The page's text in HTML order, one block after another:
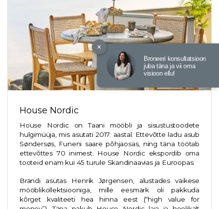
House Nordic
House Nordic on Taani mööbli ja sisustustoodete
hulgimüüja, mis asutati 2017. aastal. Ettevõtte ladu asub
Søndersøs, Funeni saare põhjaosas, ning täna töötab
ettevõttes 70 inimest. House Nordic ekspordib oma
tooteid enam kui 45 turule Skandinaavias ja Euroopas.
Brändi asutas Henrik Jørgensen, alustades väikese
mööblikollektsiooniga, mille eesmärk oli pakkuda
kõrget kvaliteeti hea hinna eest (“high value for
×
Broneeri konsultatsioon
juba täna ja vii oma
visioon ellu!